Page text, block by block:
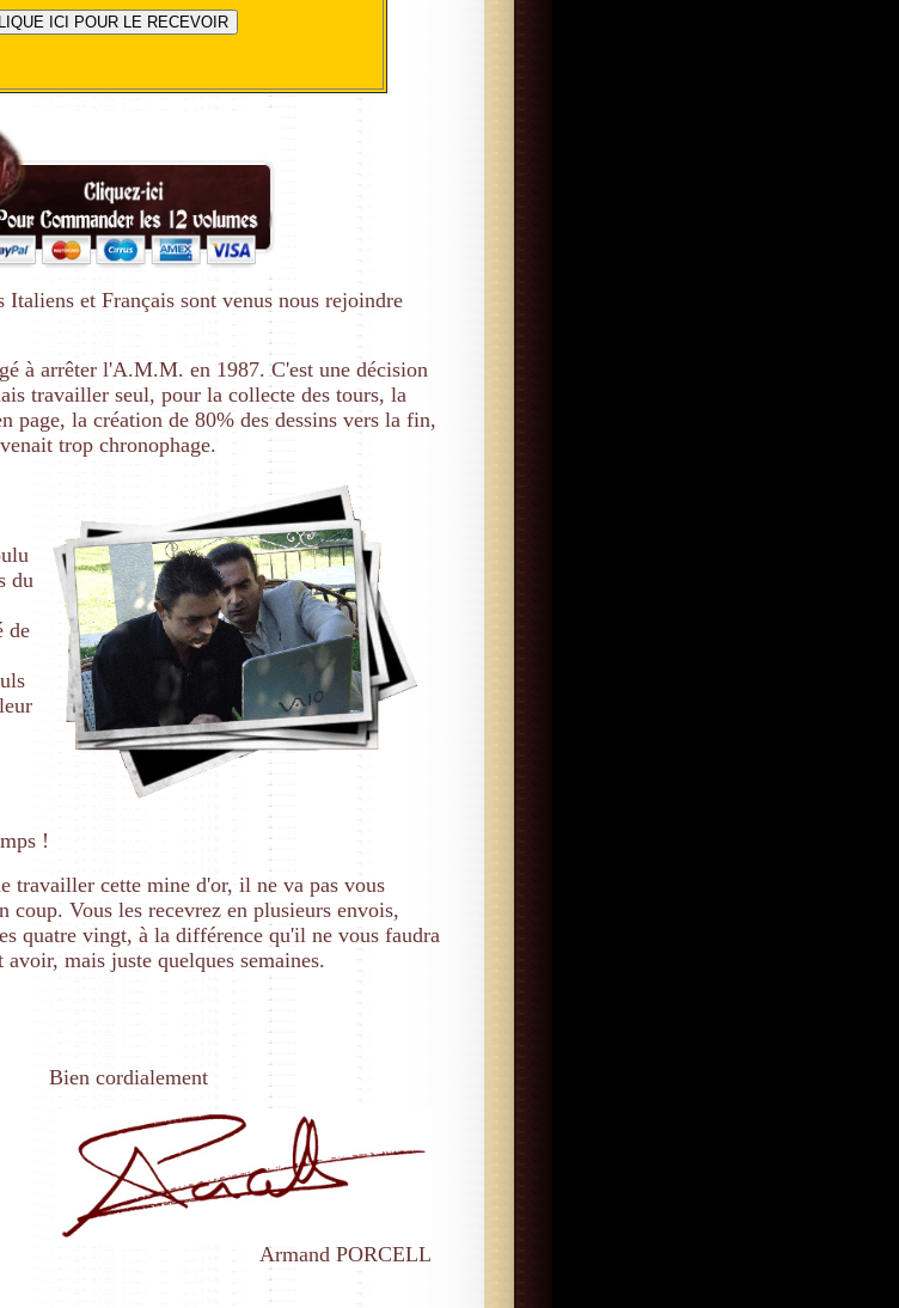
Italiens et Français sont venus nous rejoindre
à arrêter l'A.M.M. en 1987. C'est une décision
travailler seul, pour la collecte des tours, la
page, la création de 80% des dessins vers la fin,
trop chronophage.
du
de
!
travailler cette mine d'or, il ne va pas vous
coup. Vous les recevrez en plusieurs envois,
quatre vingt, à la différence qu'il ne vous faudra
mais juste quelques semaines.
Bien cordialement
Armand PORCELL